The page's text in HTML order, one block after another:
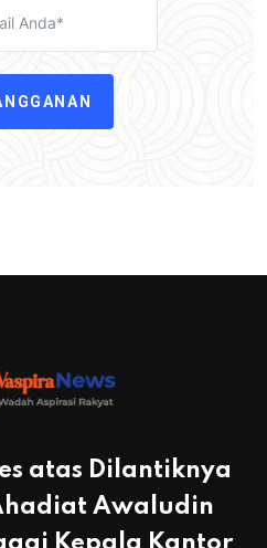
atas Dilantiknya
Awaludin